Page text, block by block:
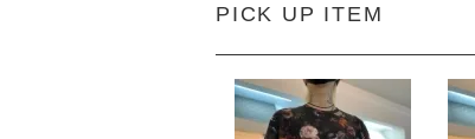
PICK UP ITEM